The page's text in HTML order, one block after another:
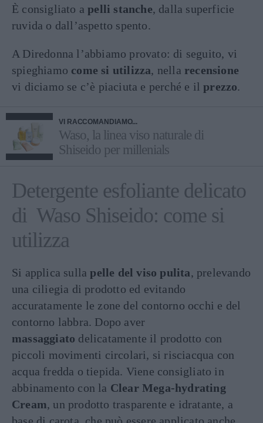
È consigliato a pelli stanche, dalla superficie
ruvida o dall’aspetto spento.
A Diredonna l’abbiamo provato: di seguito, vi
spieghiamo come si utilizza, nella recensione
vi diciamo se c’è piaciuta e perché e ilprezzo.
VI RACCOMANDIAMO...
Waso, la linea viso naturale di
Shiseido per millenials
Detergente esfoliante delicato
di Waso Shiseido: come si
utilizza
Si applica sullapelle del viso pulita, prelevando
una ciliegia di prodotto ed evitando
accuratamente le zone del contorno occhi e del
contorno labbra. Dopo aver
massaggiato delicatamente il prodotto con
piccoli movimenti circolari, si risciacqua con
acqua fredda o tiepida. Viene consigliato in
abbinamento con la Clear Mega-hydrating
Cream, un prodotto trasparente e idratante, a